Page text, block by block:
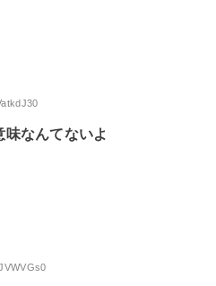
なんてないよ